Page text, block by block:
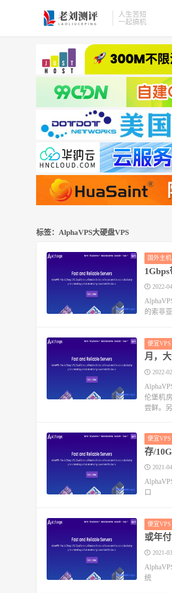
人生苦短
一起搞机
标签：AlphaVPS大硬盘VPS
国外主
2022-
的索非
便宜VPS
月，
2022-
伦堡机
尝鲜。
便宜VPS
存/
2021-
口
便宜VPS
或年
2021-
统